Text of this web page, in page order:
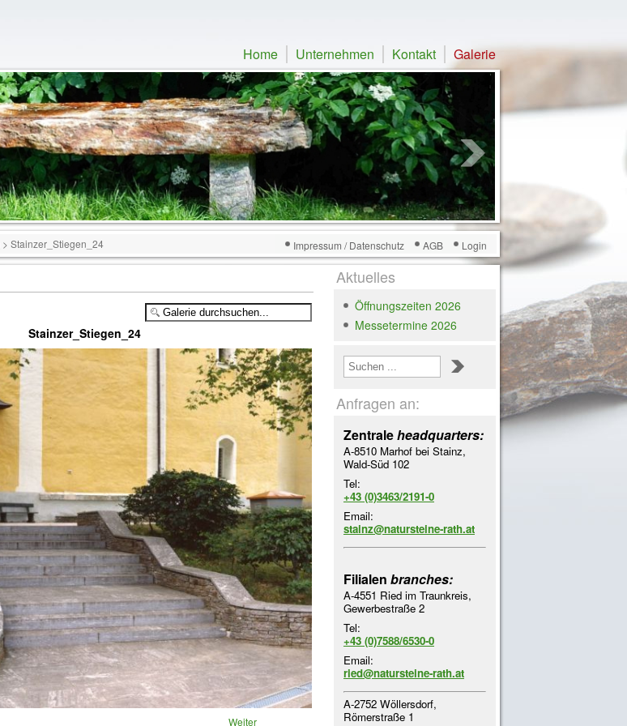
Loading ...
Home Unternehmen Kontakt Galerie
> Stainzer_Stiegen_24 Impressum / Datenschutz AGB Login
Stainzer_Stiegen_24
Weiter
Aktuelles
Öffnungszeiten 2026
Messetermine 2026
Anfragen an:
Zentraleheadquarters:
A-8510 Marhof bei Stainz,
Wald-Süd 102
Tel:
+43 (0)3463/2191-0
Email:
stainz@natursteine-rath.at
Filialen branches:
A-4551 Ried im Traunkreis,
Gewerbestraße 2
Tel:
+43 (0)7588/6530-0
Email:
ried@natursteine-rath.at
A-2752 Wöllersdorf,
Römerstraße 1